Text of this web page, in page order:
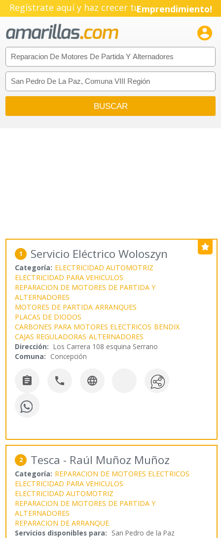
Regístrate aquí y haz crecer tuEmprendimiento!

1 Servicio Eléctrico Woloszyn
Categoría: ELECTRICIDAD AUTOMOTRIZ
ELECTRICIDAD PARA VEHICULOS
REPARACION DE MOTORES DE PARTIDA Y
ALTERNADORES
MOTORES DE PARTIDA ARRANQUES
PLACAS DE DIODOS
CARBONES PARA MOTORES ELECTRICOS BENDIX
CAJAS REGULADORAS ALTERNADORES
Dirección: Los Carrera 108 esquina Serrano
Comuna: Concepción
  
2 Tesca - Raúl Muñoz Muñoz
Categoría: REPARACION DE MOTORES ELECTRICOS
ELECTRICIDAD PARA VEHICULOS
ELECTRICIDAD AUTOMOTRIZ
REPARACION DE MOTORES DE PARTIDA Y
ALTERNADORES
REPARACION DE ARRANQUE
Servicios disponibles para: San Pedro de la Paz